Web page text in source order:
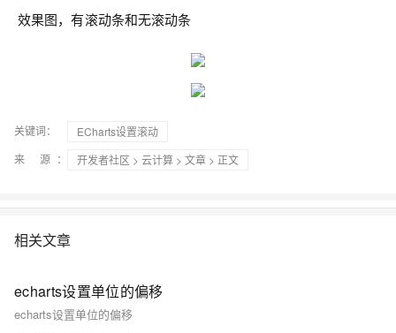
效果图，有滚动条和无滚动条
关键词：
ECharts设置滚动
来 源：
开发者社区 > 云计算 > 文章 > 正文
相关文章
echarts设置单位的偏移
echarts设置单位的偏移